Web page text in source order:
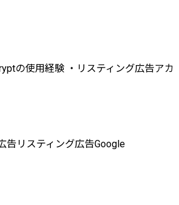
の使用経験 ・リスティング広告アカ
告 リスティング広告Google